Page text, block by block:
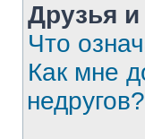
Друзья и
Что
Как мне
недругов?